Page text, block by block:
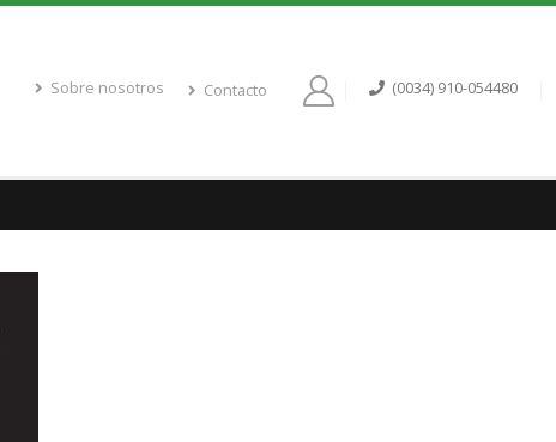
Sobre nosotros Contacto (0034) 910-054480